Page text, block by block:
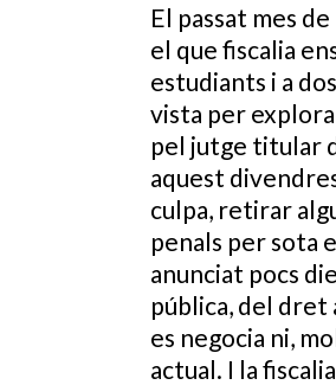
El passat mes
el que fiscalia
estudiants i a
vista per
pel jutge titular
aquest
culpa, retirar
penals per sota
anunciat pocs
pública, del dret
es negocia ni,
actual. I la